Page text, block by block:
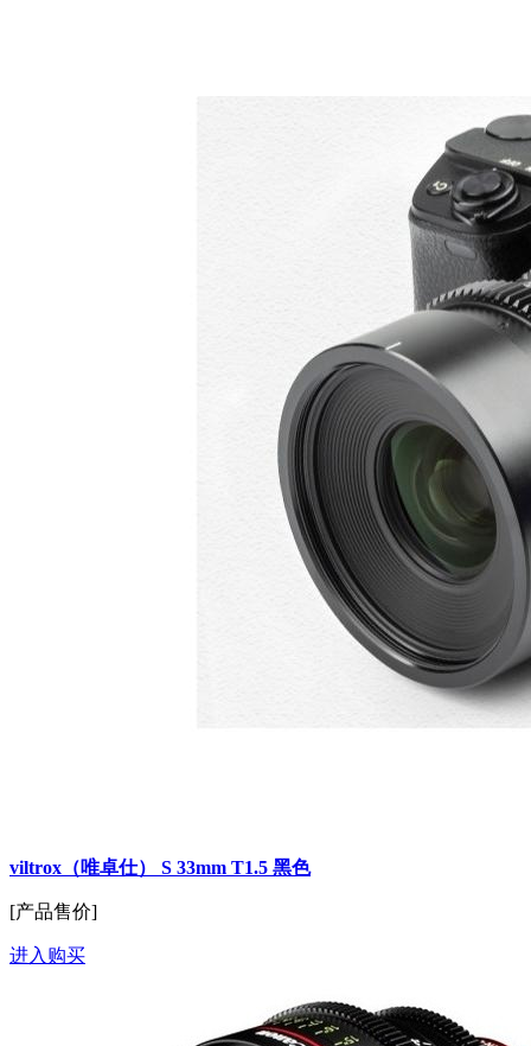
viltrox（唯卓仕） S 33mm T1.5 黑色
[产品售价]
进入购买